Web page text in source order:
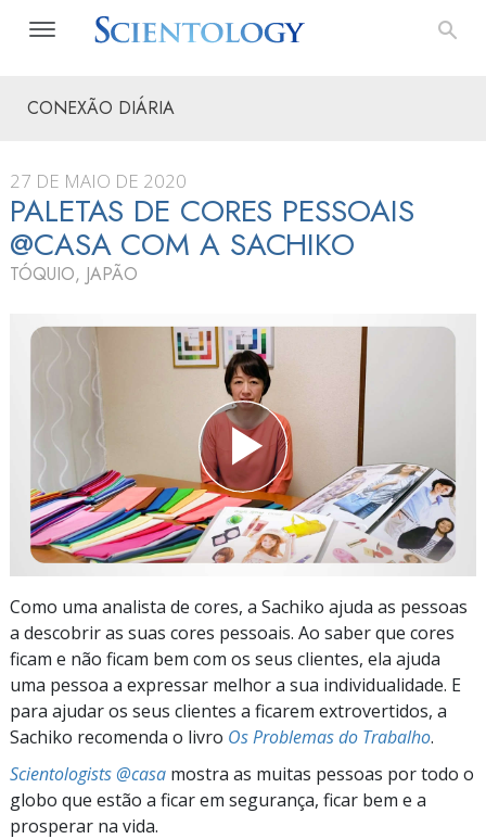
CONEXÃO DIÁRIA
27 DE MAIO DE 2020
PALETAS DE CORES PESSOAIS
@CASA COM A SACHIKO
TÓQUIO, JAPÃO
Como uma analista de cores, a Sachiko ajuda as pessoas
a descobrir as suas cores pessoais. Ao saber que cores
ficam e não ficam bem com os seus clientes, ela ajuda
uma pessoa a expressar melhor a sua individualidade. E
para ajudar os seus clientes a ficarem extrovertidos, a
Sachiko recomenda o livro Os Problemas do Trabalho.
Scientologists @casa mostra as muitas pessoas por todo o
globo que estão a ficar em segurança, ficar bem e a
prosperar na vida.